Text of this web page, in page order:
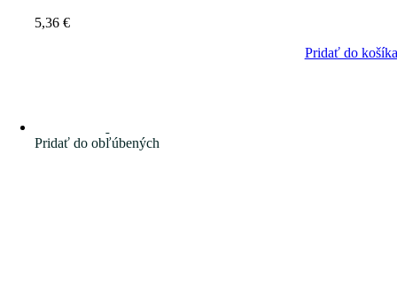
5,36€
Pridať do košíka
Pridať do obľúbených